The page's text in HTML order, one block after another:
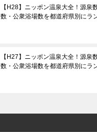
【H28】ニッポン温泉大全！源泉
数・公衆浴場数を都道府県別にラ
【H27】ニッポン温泉大全！源泉
数・公衆浴場数を都道府県別にラ